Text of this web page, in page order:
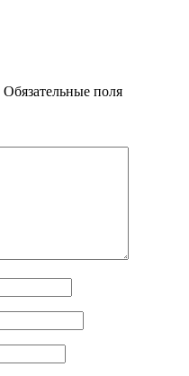
Обязательные поля